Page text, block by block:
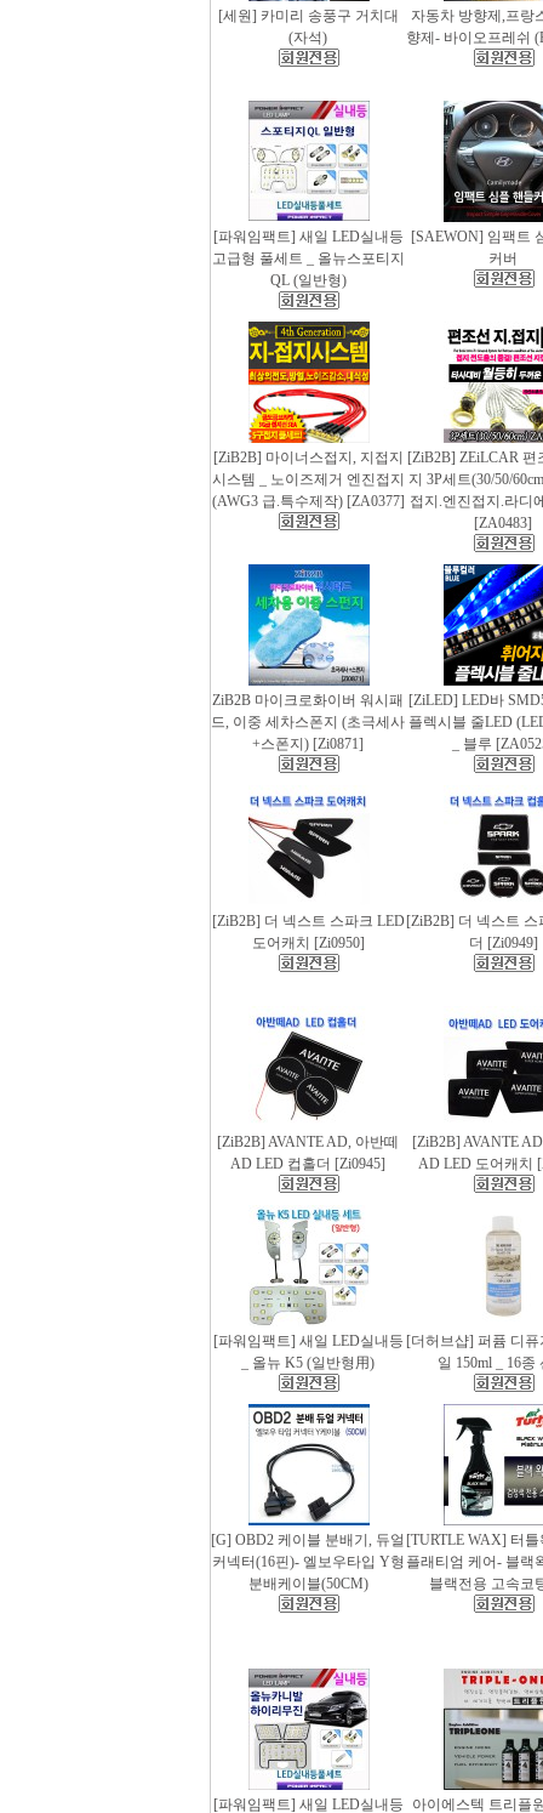
[세원] 카미리 송풍구 거치대
(자석)
자동차 방향제,프랑
향제- 바이오프레쉬
[파워임팩트] 새일 LED실내등
고급형 풀세트 _ 올뉴스포티지
QL (일반형)
[SAEWON] 임팩트
커버
[ZiB2B] 마이너스접지, 지접지
시스템 _ 노이즈제거 엔진접지
(AWG3 급.특수제작) [ZA0377]
[ZiB2B] ZEiLCAR 편
지 3P세트(30/50/
접지.엔진접지.라디
[ZA0483]
ZiB2B 마이크로화이버 워시패
드, 이중 세차스폰지 (초극세사
+스폰지) [Zi0871]
[ZiLED] LED바
플렉시블 줄LED
_ 블루
[ZiB2B] 더 넥스트 스파크 LED
도어캐치 [Zi0950]
[ZiB2B] 더 넥스트 스
더 [Zi0949]
[ZiB2B] AVANTE AD, 아반떼
AD LED 컵홀더 [Zi0945]
[ZiB2B] AVANTE
AD LED 도어캐치
[파워임팩트] 새일 LED실내등
_ 올뉴 K5 (일반형用)
[더허브샵] 퍼퓸 디
일 150ml _ 16종
[G] OBD2 케이블 분배기, 듀얼
커넥터(16핀)- 엘보우타입 Y형
분배케이블(50CM)
[TURTLE WAX] 터
플래티엄 케어- 블랙
블랙전용 고속코
[파워임팩트] 새일 LED실내등 아이에스텍 트리플